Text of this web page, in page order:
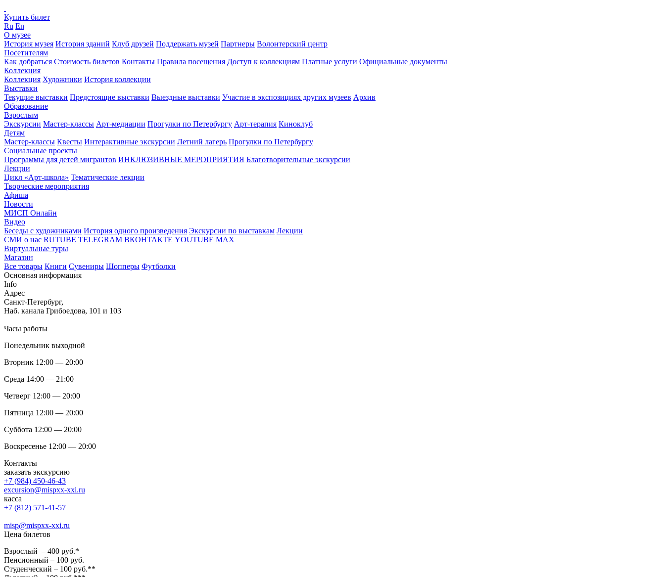
Купить билет
Ru En
О музее
История музея История зданий Клуб друзей Поддержать музей Партнеры Волонтерский центр
Посетителям
Как добраться Стоимость билетов Контакты Правила посещения Доступ к коллекциям Платные услуги Официальные документы
Коллекция
Коллекция Художники История коллекции
Выставки
Текущие выставки Предстоящие выставки Выездные выставки Участие в экспозициях других музеев Архив
Образование
Взрослым
Экскурсии Мастер-классы Арт-медиации Прогулки по Петербургу Арт-терапия Киноклуб
Детям
Мастер-классы Квесты Интерактивные экскурсии Летний лагерь Прогулки по Петербургу
Социальные проекты
Программы для детей мигрантов ИНКЛЮЗИВНЫЕ МЕРОПРИЯТИЯ Благотворительные экскурсии
Лекции
Цикл «Арт-школа» Тематические лекции
Творческие мероприятия
Афиша
Новости
МИСП Онлайн
Видео
Беседы с художниками История одного произведения Экскурсии по выставкам Лекции
СМИ о нас RUTUBE TELEGRAM ВКОНТАКТЕ YOUTUBE MAX
Виртуальные туры
Магазин
Все товары Книги Сувениры Шопперы Футболки
Основная информация
Info
Адрес
Санкт-Петербург,
Наб. канала Грибоедова, 101 и 103
Часы работы
Понедельник выходной
Вторник 12:00 — 20:00
Среда 14:00 — 21:00
Четверг 12:00 — 20:00
Пятница 12:00 — 20:00
Суббота 12:00 — 20:00
Воскресенье 12:00 — 20:00
Контакты
заказать экскурсию
+7 (984) 450-46-43
excursion@mispxx-xxi.ru
касса
+7 (812) 571-41-57
misp@mispxx-xxi.ru
Цена билетов
Взрослый – 400 руб.*
Пенсионный – 100 руб.
Студенческий – 100 руб.**